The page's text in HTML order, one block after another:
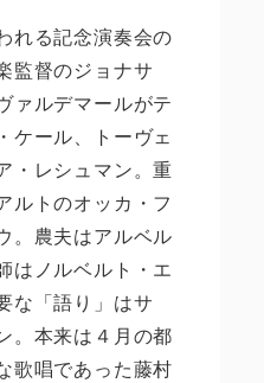
れる記念演奏会の
監督のジョナサ
ァルデマールがテ
ケール、トーヴェ
・レシュマン。重
ルトのオッカ・フ
。農夫はアルベル
はノルベルト・エ
な「語り」はサ
。本来は４月の都
歌唱であった藤村